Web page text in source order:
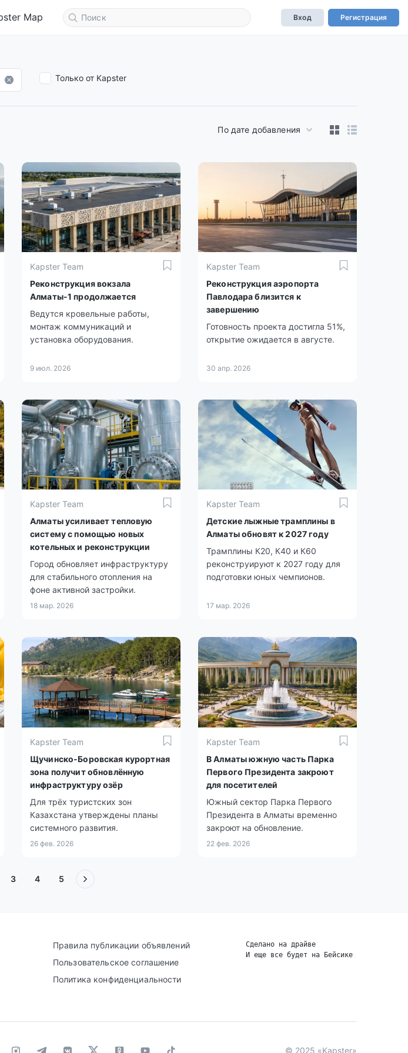
Map Вход Регистрация
Только от Kapster
По дате добавления
Kapster Team
Реконструкция вокзала
Алматы-1 продолжается
Ведутся кровельные работы,
монтаж коммуникаций и
установка оборудования.
9 июл. 2026
Kapster Team
Реконструкция аэропорта
Павлодара близится к
завершению
Готовность проекта достигла 51%,
открытие ожидается в августе.
30 апр. 2026
Kapster Team
Алматы усиливает тепловую
систему с помощью новых
котельных и реконструкции
Город обновляет инфраструктуру
для стабильного отопления на
фоне активной застройки.
18 мар. 2026
Kapster Team
Детские лыжные трамплины в
Алматы обновят к 2027 году
Трамплины К20, К40 и К60
реконструируют к 2027 году для
подготовки юных чемпионов.
17 мар. 2026
Kapster Team
Щучинско-Боровская курортная
зона получит обновлённую
инфраструктуру озёр
Для трёх туристских зон
Казахстана утверждены планы
системного развития.
26 фев. 2026
Kapster Team
В Алматы южную часть Парка
Первого Президента закроют
для посетителей
Южный сектор Парка Первого
Президента в Алматы временно
закроют на обновление.
22 фев. 2026
3 4 5
Правила публикации объявлений
Пользовательское соглашение
Политика конфиденциальности
Сделано на драйве
И еще все будет на Бейсике
© 2025 «Kapster»